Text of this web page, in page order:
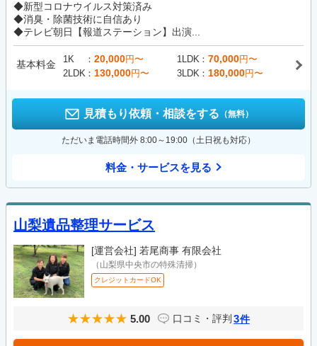
◆新型コロナウイルス対策済み
◆消臭・除菌技術に自信あり
◆テレビ朝日【報道ステーション】出演...
基本料金 1K 20,000円〜 1LDK 70,000円〜
2LDK
130,000円〜 3LDK 180,000円〜
見積もり依頼・相談をする （無料）
ただいま電話時間外 8:00～19:00（土日祝も対応）
料金・サービスを見る
山梨遺品整理サービス
[運営会社] 若尾商事 有限会社
（山梨県中央市の特殊清掃）
クレジットカードOK
5.00 口コミ・評判 3件